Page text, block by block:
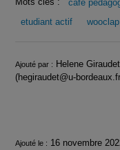
cafe
etudiant actif
wooclap
Infos
Ajouté par : Helene Giraudet
(hegiraudet@u-
Ajouté le : 16 novembre